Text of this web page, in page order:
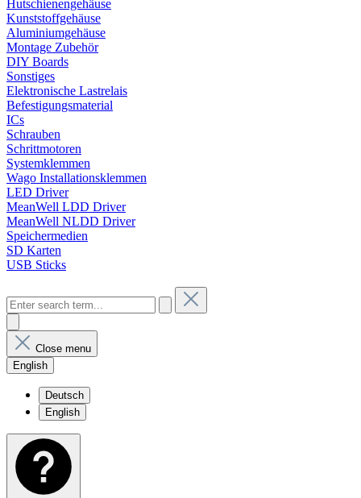
Hutschienengehäuse
Kunststoffgehäuse
Aluminiumgehäuse
Montage Zubehör
DIY Boards
Sonstiges
Elektronische Lastrelais
Befestigungsmaterial
ICs
Schrauben
Schrittmotoren
Systemklemmen
Wago Installationsklemmen
LED Driver
MeanWell LDD Driver
MeanWell NLDD Driver
Speichermedien
SD Karten
USB Sticks
Close menu
English
Deutsch
English